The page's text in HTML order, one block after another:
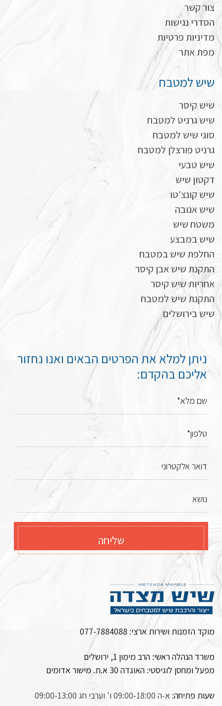
צור קשר
הסדרי נגישות
מדיניות פרטיות
מפת אתר
שיש למטבח
שיש קיסר
שיש גרניט למטבח
סוגי שיש למטבח
גרניט פורצלן למטבח
שיש טבעי
דקטון שיש
שיש קונצ'טו
שיש אנובה
משטח שיש
שיש במבצע
החלפת שיש במטבח
התקנת שיש אבן קיסר
אחריות שיש קיסר
התקנת שיש למטבח
שיש בירושלים
ניתן למלא את הפרטים הבאים ואנו נחזור
אליכם בהקדם:
שם מלא*
טלפון*
דואר אלקטרוני
נושא
שליחה
מוקד הזמנות ושירות ארצי: 077-7884088
משרד הנהלה ראשי: הרב מימון 1, ירושלים
מפעל ומחסן לוגיסטי: האוגדה 30 א.ת. מישור אדומים
שעות פתיחה: א-ה 09:00-18:00 ו' וערבי חג 09:00-13:00